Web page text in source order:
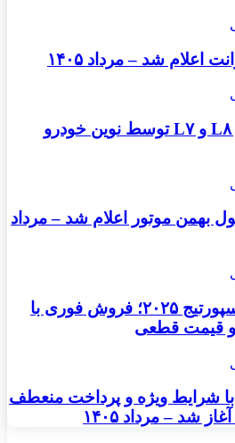
شد – مرداد ۱۴۰۵
فروش اقساطی لوکانو L۸ و L۷ توسط نوین خودرو
موتور اعلام شد – مرداد
فرصت ویژه خرید کیا اسپورتیج ۲۰۲۵؛ فروش فوری با
شرایط ویژه و پرداخت منعطف
شد – مرداد ۱۴۰۵